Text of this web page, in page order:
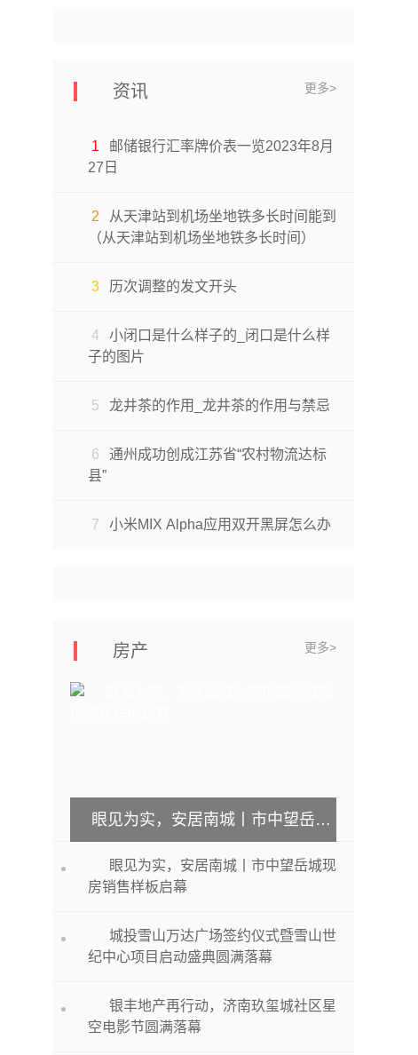
资讯 更多>
1
邮储银行汇率牌价表一览2023年8月
27日
2
从天津站到机场坐地铁多长时间能到
（从天津站到机场坐地铁多长时间）
3 历次调整的发文开头
4
小闭口是什么样子的_闭口是什么样
子的图片
5 龙井茶的作用_龙井茶的作用与禁忌
6
通州成功创成江苏省“农村物流达标
县”
7 小米MIX Alpha应用双开黑屏怎么办
房产 更多>
眼见为实，安居南城丨市中望岳城现房销售样板启幕
眼见为实，安居南城丨市中望岳城现
房销售样板启幕
城投雪山万达广场签约仪式暨雪山世
纪中心项目启动盛典圆满落幕
银丰地产再行动，济南玖玺城社区星
空电影节圆满落幕